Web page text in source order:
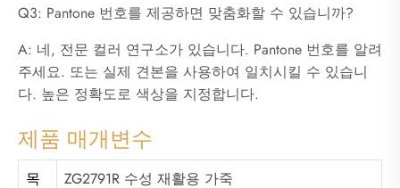
Q3: Pantone 번호를 제공하면 맞춤화할 수 있습니까?
A: 네, 전문 컬러 연구소가 있습니다. Pantone 번호를 알려
주세요. 또는 실제 견본을 사용하여 일치시킬 수 있습니
다. 높은 정확도로 색상을 지정합니다.
제품 매개변수
목
ZG2791R 수성 재활용 가죽